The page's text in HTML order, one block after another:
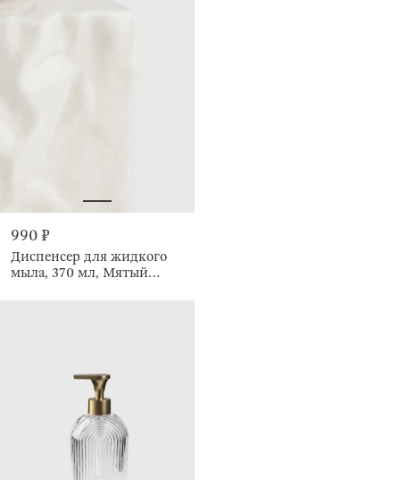
990 ₽
Диспенсер для жидкого
мыла, 370 мл, Мятый